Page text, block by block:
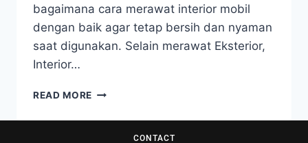
bagaimana cara merawat interior mobil
dengan baik agar tetap bersih dan nyaman
saat digunakan. Selain merawat Eksterior,
Interior…
READ MORE
CONTACT